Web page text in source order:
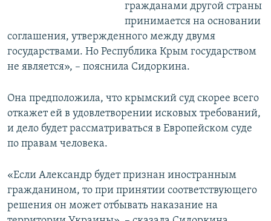
гражданами другой страны
принимается на основании
соглашения, утвержденного между двумя
государствами. Но Республика Крым государством
не является», – пояснила Сидоркина.
Она предположила, что крымский суд скорее всего
откажет ей в удовлетворении исковых требований,
и дело будет рассматриваться в Европейском суде
по правам человека.
«Если Александр будет признан иностранным
гражданином, то при принятии соответствующего
решения он может отбывать наказание на